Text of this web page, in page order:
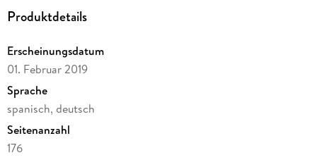
erhältlich.
Produktdetails
Erscheinungsdatum
01. Februar 2019
Sprache
spanisch, deutsch
Seitenanzahl
176